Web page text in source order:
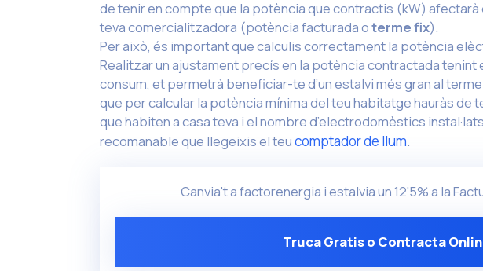
de tenir en compte que la potència que contractis (kW) afectarà
teva comercialitzadora (potència facturada oterme fix).
Per això, és important que calculis correctament la potència
Realitzar un ajustament precís en la potència contractada
consum, et permetrà beneficiar-te d’un estalvi més gran al
que per calcular la potència mínima del teu habitatge hauràs
que habiten a casa teva i el nombre d’electrodomèstics
recomanable que llegeixis el teucomptador de llum.
Canvia't a factorenergia i estalvia un 12'5% a la
Truca Gratis o Contracta